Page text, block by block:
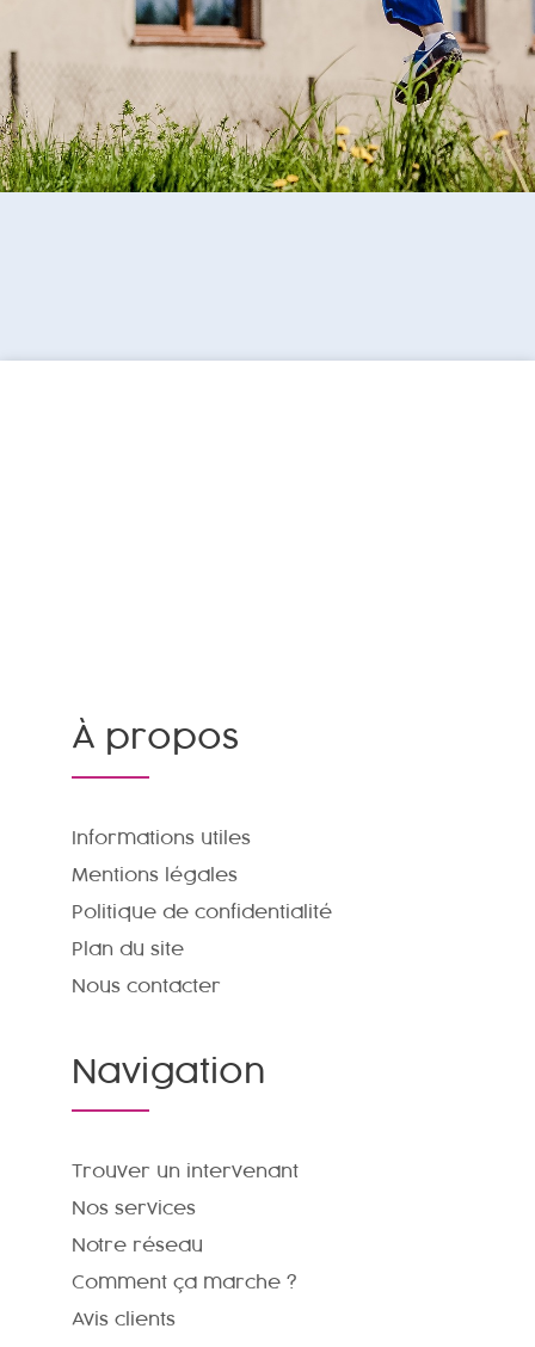
À propos
Informations utiles
Mentions légales
Politique de confidentialité
Plan du site
Nous contacter
Navigation
Trouver un intervenant
Nos services
Notre réseau
Comment ça marche ?
Avis clients